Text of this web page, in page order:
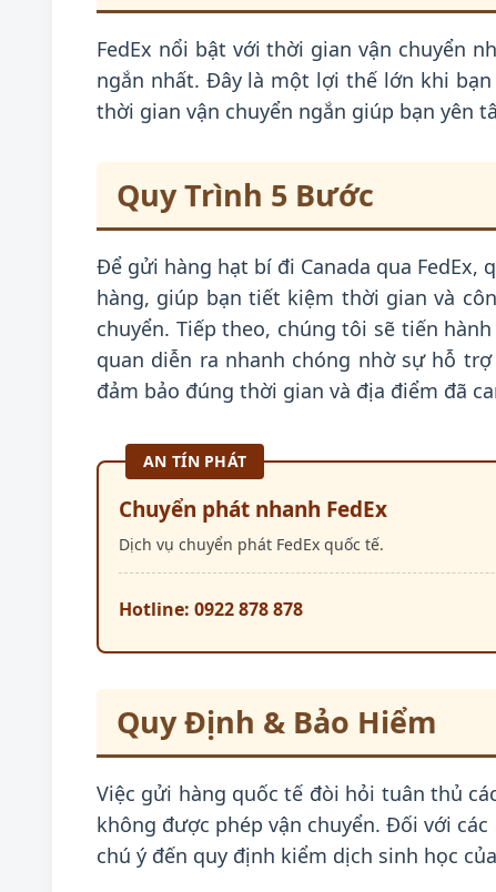
FedEx nổi bật với thời gian vận chuyển
ngắn nhất. Đây là một lợi thế lớn khi
thời gian vận chuyển ngắn giúp bạn yên
Quy Trình 5 Bước
Để gửi hàng hạt bí đi Canada qua
hàng, giúp bạn tiết kiệm thời gian và
chuyển. Tiếp theo, chúng tôi sẽ tiến
quan diễn ra nhanh chóng nhờ sự hỗ
đảm bảo đúng thời gian và địa điểm đã
AN TÍN PHÁT
Chuyển phát nhanh FedEx
Dịch vụ chuyển phát FedEx quốc tế.
Hotline: 0922 878 878
Quy Định & Bảo Hiểm
Việc gửi hàng quốc tế đòi hỏi tuân thủ
không được phép vận chuyển. Đối với
chú ý đến quy định kiểm dịch sinh học